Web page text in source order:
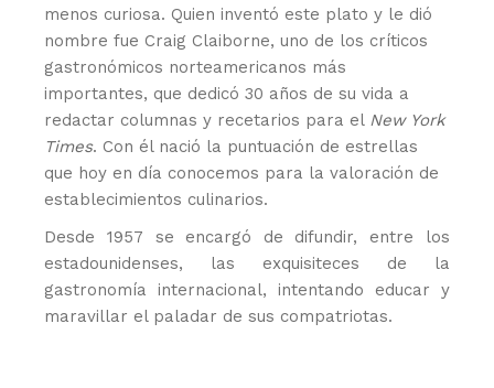
menos curiosa. Quien inventó este plato y le dió
nombre fue Craig Claiborne, uno de los críticos
gastronómicos norteamericanos más
importantes, que dedicó 30 años de su vida a
redactar columnas y recetarios para el New York
Times. Con él nació la puntuación de estrellas
que hoy en día conocemos para la valoración de
establecimientos culinarios.
Desde 1957 se encargó de difundir, entre los
estadounidenses, las exquisiteces de la
gastronomía internacional, intentando educar y
maravillar el paladar de sus compatriotas.